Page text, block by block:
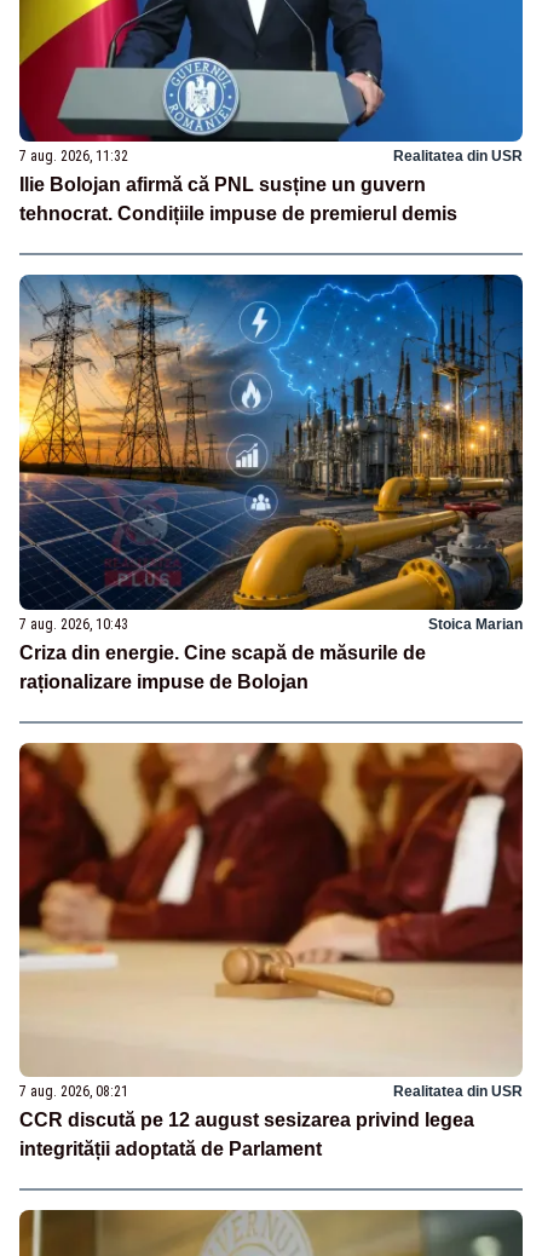
7 aug. 2026, 11:32 Realitatea din USR
Ilie Bolojan afirmă că PNL susține un guvern
tehnocrat. Condițiile impuse de premierul demis
7 aug. 2026, 10:43 Stoica Marian
Criza din energie. Cine scapă de măsurile de
raționalizare impuse de Bolojan
7 aug. 2026, 08:21 Realitatea din USR
CCR discută pe 12 august sesizarea privind legea
integrității adoptată de Parlament